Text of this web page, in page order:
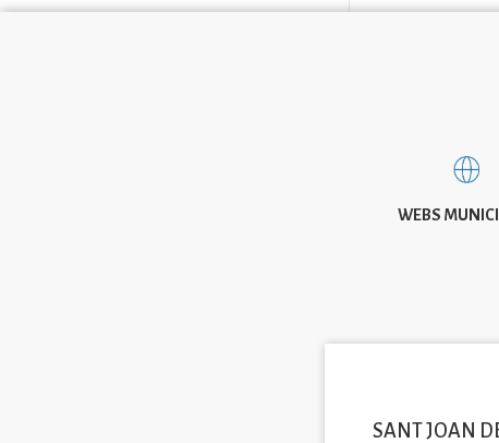
WEBS
SANT JOAN